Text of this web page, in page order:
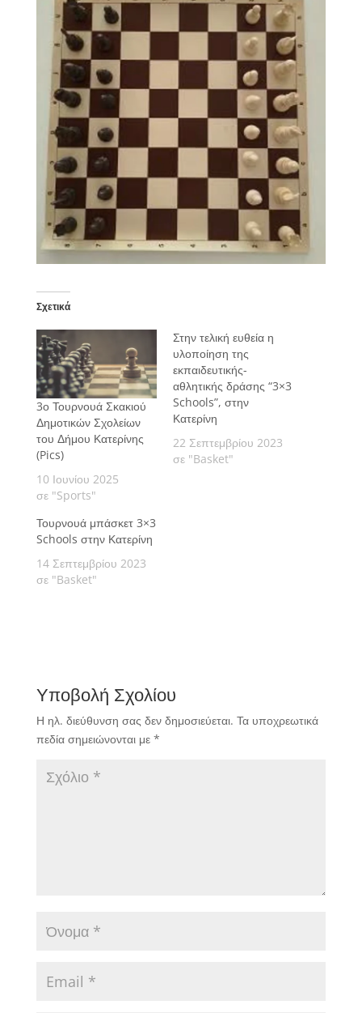
Σχετικά
3ο Τουρνουά Σκακιού
Δημοτικών Σχολείων
του Δήμου Κατερίνης
(Pics)
10 Ιουνίου 2025
σε "Sports"
Στην τελική ευθεία η
υλοποίηση της
εκπαιδευτικής-
αθλητικής δράσης “3×3
Schools”, στην
Κατερίνη
22 Σεπτεμβρίου 2023
σε "Basket"
Τουρνουά μπάσκετ 3×3
Schools στην Κατερίνη
14 Σεπτεμβρίου 2023
σε "Basket"
Υποβολή Σχολίου
Η ηλ. διεύθυνση σας δεν δημοσιεύεται. Τα υποχρεωτικά
πεδία σημειώνονται με *